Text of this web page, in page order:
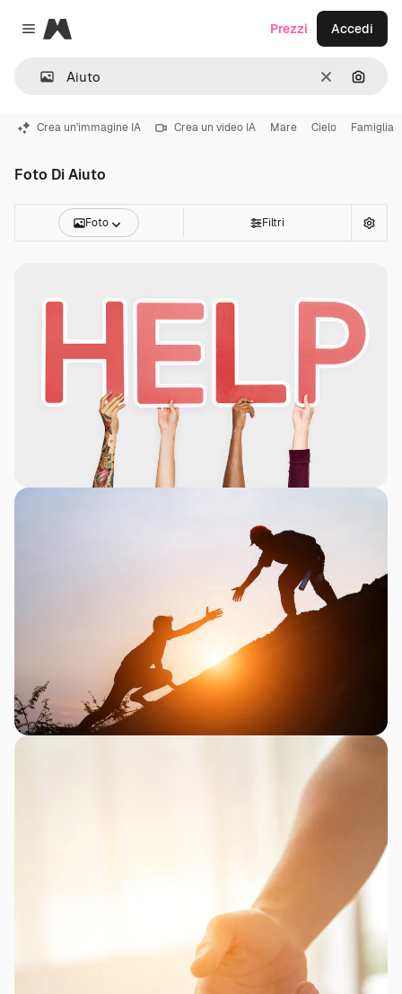
Close menu
Magnific
CancellaCerca
Prezzi Accedi
Crea un'immagine IA Crea un video IA Mare Cielo Famiglia
Foto Di Aiuto
Foto Filtri